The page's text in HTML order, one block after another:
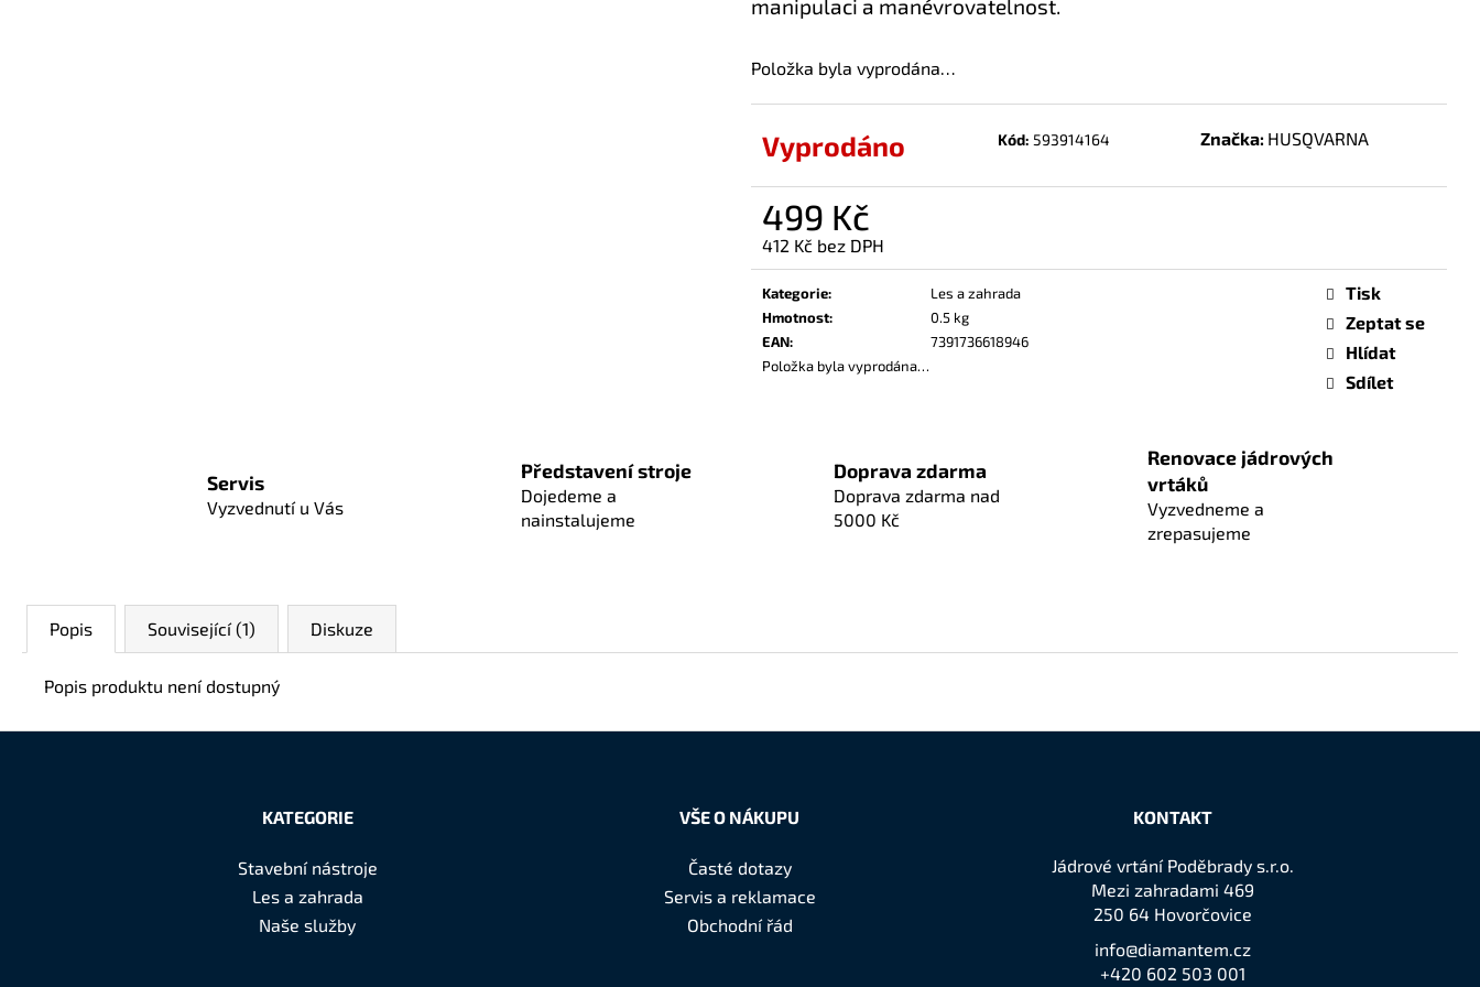
manipulaci a manévrovatelnost.
Položka byla vyprodána…
Vyprodáno Kód: 593914164 Značka: HUSQVARNA
499 Kč
412 Kč bez DPH
Měrná
cena:
Kategorie:
Les a zahrada
Hmotnost:
0.5 kg
EAN:
7391736618946
Položka byla vyprodána…
Tisk
Zeptat se
Hlídat
Sdílet
Servis
Vyzvednutí u Vás
Představení stroje
Dojedeme a
nainstalujeme
Doprava zdarma
Doprava zdarma nad
5000 Kč
Renovace jádrových
vrtáků
Vyzvedneme a
zrepasujeme
Popis Související (1) Diskuze
Popis produktu není dostupný
KATEGORIE
Stavební nástroje
Les a zahrada
Naše služby
VŠE O NÁKUPU
Časté dotazy
Servis a reklamace
Obchodní řád
KONTAKT
Jádrové vrtání Poděbrady s.r.o.
Mezi zahradami 469
250 64 Hovorčovice
info@diamantem.cz
+420 602 503 001